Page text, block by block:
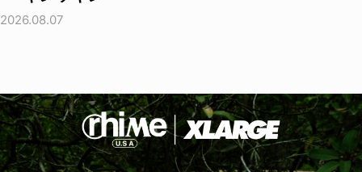
2026.08.07